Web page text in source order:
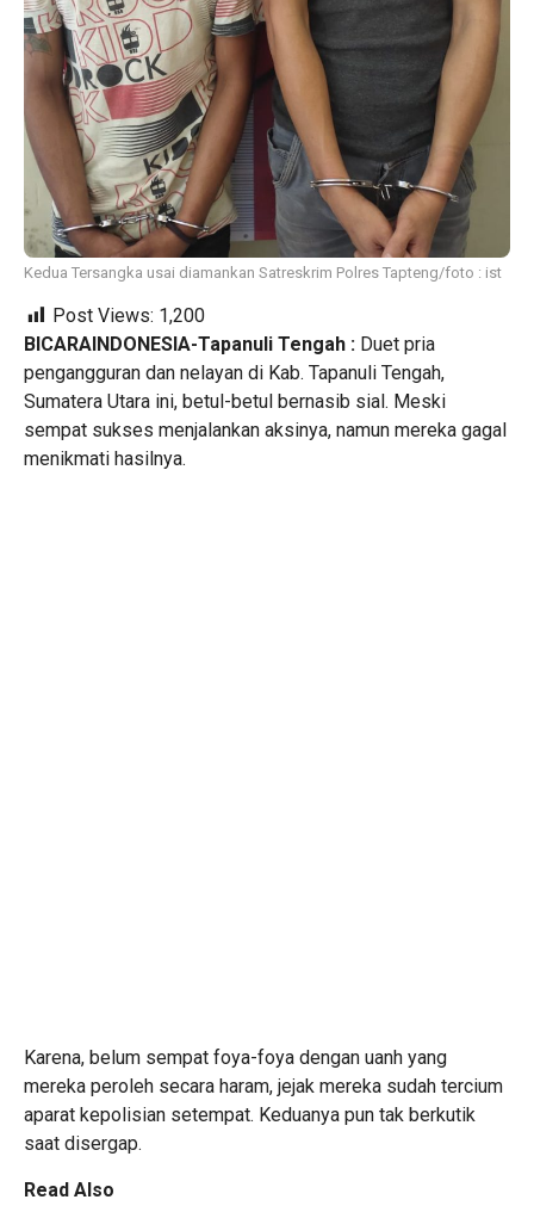
Kedua Tersangka usai diamankan Satreskrim Polres Tapteng/foto : ist
Post Views: 1,200
BICARAINDONESIA-Tapanuli Tengah : Duet pria
pengangguran dan nelayan di Kab. Tapanuli Tengah,
Sumatera Utara ini, betul-betul bernasib sial. Meski
sempat sukses menjalankan aksinya, namun mereka gagal
menikmati hasilnya.
Karena, belum sempat foya-foya dengan uanh yang
mereka peroleh secara haram, jejak mereka sudah tercium
aparat kepolisian setempat. Keduanya pun tak berkutik
saat disergap.
Read Also